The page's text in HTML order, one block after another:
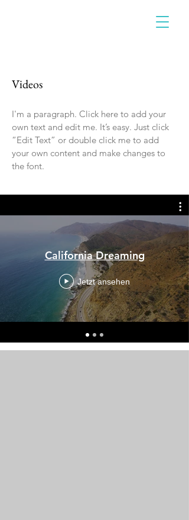
Videos
I'm a paragraph. Click here to add your
own text and edit me. It’s easy. Just click
“Edit Text” or double click me to add
your own content and make changes to
the font.
California Dreaming
Jetzt ansehen